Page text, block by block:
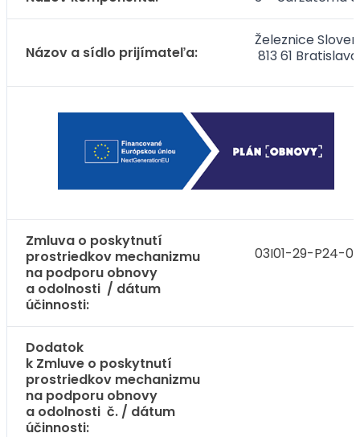
Názov a sídlo prijímateľa:
Železnice
813 61 Bratislava
Zmluva o poskytnutí
prostriedkov mechanizmu
na podporu obnovy
a odolnosti / dátum
účinnosti:
03I01-29-P24-
Dodatok
k Zmluve o poskytnutí
prostriedkov mechanizmu
na podporu obnovy
a odolnosti č. / dátum
účinnosti: